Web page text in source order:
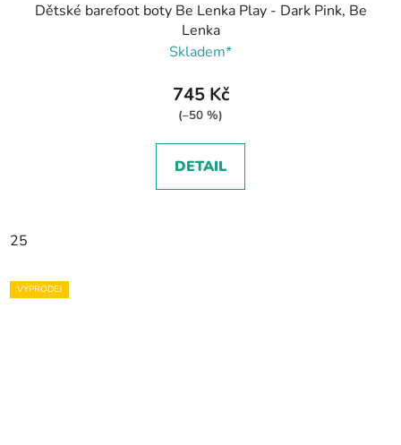
Dětské barefoot boty Be Lenka Play - Dark Pink, Be
Lenka
Skladem*
745 Kč
(–50 %)
DETAIL
25
VÝPRODEJ